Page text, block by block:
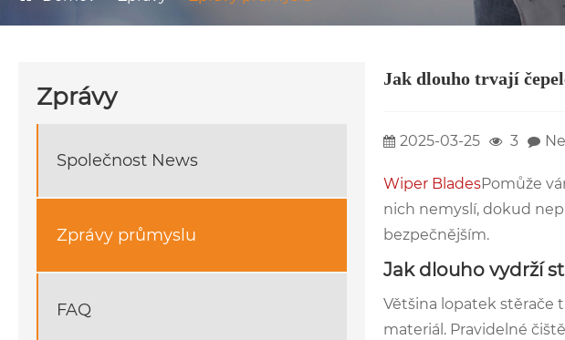
Zprávy
Společnost News
Zprávy průmyslu
FAQ
Jak dlouho trvají
2025-03-25 3
Wiper BladesPomůže
nich nemyslí, dokud
bezpečnějším.
Jak dlouho vydrží
Většina lopatek stěrače
materiál. Pravidelné